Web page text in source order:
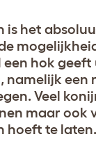
is het
een hok
namelijk een
Veel
maar ook
hoeft te